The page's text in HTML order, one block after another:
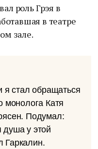
роль Грэя в
в театре
зале.
я стал обращаться
монолога Катя
Подумал:
душа у этой
Гаркалин.